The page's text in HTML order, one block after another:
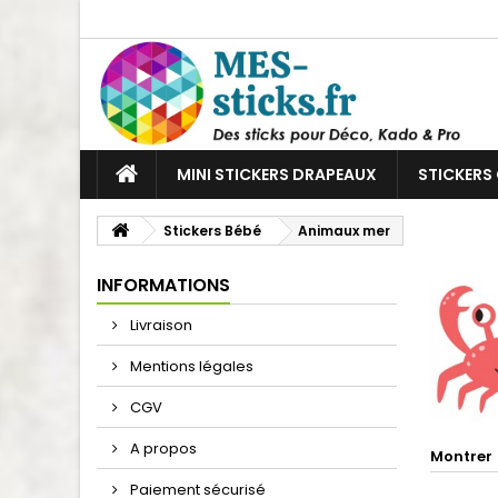
MINI STICKERS DRAPEAUX
Stickers Bébé Animaux mer
INFORMATIONS
Livraison
Mentions légales
CGV
A propos
Paiement sécurisé
Montrer